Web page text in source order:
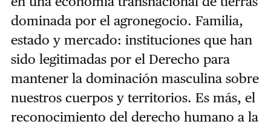
dominada por el agronegocio. Familia,
estado y mercado: instituciones que han
sido legitimadas por el Derecho para
mantener la dominación masculina sobre
nuestros cuerpos y territorios. Es más, el
reconocimiento del derecho humano a la